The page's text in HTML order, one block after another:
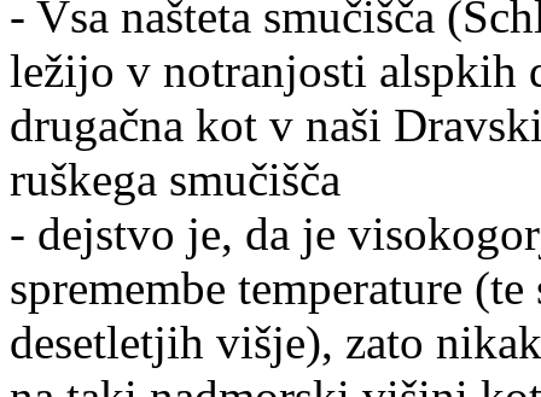
- Vsa našteta smučišča
ležijo v notranjosti alspkih
drugačna kot v naši
ruškega smučišča
- dejstvo je, da je
spremembe temperature
desetletjih višje), zato